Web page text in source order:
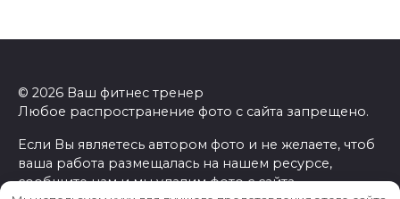
© 2026 Ваш фитнес тренер
Любое распространение фото с сайта запрещено.
Если Вы являетесь автором фото и не желаете, чтоб
ваша работа размещалась на нашем ресурсе,
сообщите нам и мы удалим фото с сайта.